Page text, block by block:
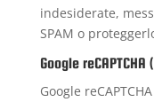
indesiderate,
SPAM o
Google
Google